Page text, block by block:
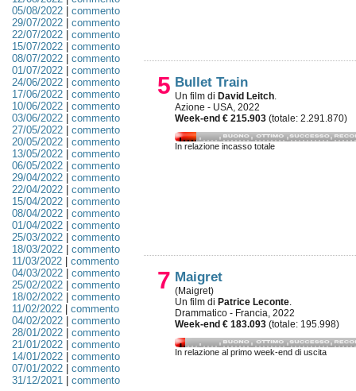
05/08/2022| commento
29/07/2022| commento
22/07/2022| commento
15/07/2022| commento
08/07/2022| commento
01/07/2022| commento
24/06/2022| commento
17/06/2022| commento
10/06/2022| commento
03/06/2022| commento
27/05/2022| commento
20/05/2022| commento
13/05/2022| commento
06/05/2022| commento
29/04/2022| commento
22/04/2022| commento
15/04/2022| commento
08/04/2022| commento
01/04/2022| commento
25/03/2022| commento
18/03/2022| commento
11/03/2022| commento
04/03/2022| commento
25/02/2022| commento
18/02/2022| commento
11/02/2022| commento
04/02/2022| commento
28/01/2022| commento
21/01/2022| commento
14/01/2022| commento
07/01/2022| commento
31/12/2021| commento
5 Bullet Train
Un film di David Leitch.
Azione - USA, 2022
Week-end € 215.903 (totale: 2.291.870)
In relazione incasso totale
7 Maigret
(Maigret)
Un film di Patrice Leconte.
Drammatico - Francia, 2022
Week-end € 183.093 (totale: 195.998)
In relazione al primo week-end di uscita